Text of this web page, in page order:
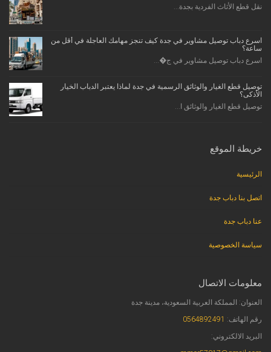
نقل قطع الأثاث الفردية بجدة...
اسرع دباب توصيل مشاوير في جدة كيف تنجز مهامك العاجلة في أقل من
ساعة؟
اسرع دباب توصيل مشاوير في ج�...
توصيل قطع الغيار والوثائق الرسمية في جدة لماذا يعتبر الدباب الخيار
الأذكى؟
توصيل قطع الغيار والوثائق ا...
خريطة الموقع
الرئيسية
اتصل بنا دباب جدة
عنا دباب جدة
سياسة الخصوصية
معلومات الاتصال
العنوان: المملكة العربية السعودية، مدينة جدة
رقم الهاتف: 0564892491
البريد الالكتروني: